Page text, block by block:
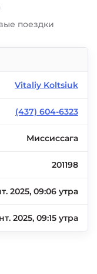
поездки
Vitaliy Koltsiuk
(437) 604-6323
Миссиссага
201198
2025, 09:06 утра
2025, 09:15 утра